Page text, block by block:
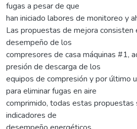
fugas a pesar de que
han iniciado labores de monitoreo y
Las propuestas de mejora consisten
desempeño de los
compresores de casa máquinas #1,
presión de descarga de los
equipos de compresión y por último
para eliminar fugas en aire
comprimido, todas estas propuestas
indicadores de